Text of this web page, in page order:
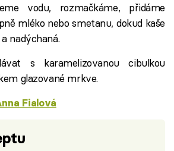
vodu, rozmačkáme, přidáme
mléko nebo smetanu, dokud kaše
nadýchaná.
s karamelizovanou cibulkou
glazované mrkve.
Fialová